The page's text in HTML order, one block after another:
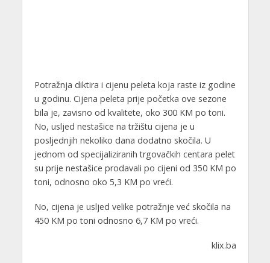
Potražnja diktira i cijenu peleta koja raste iz godine
u godinu. Cijena peleta prije početka ove sezone
bila je, zavisno od kvalitete, oko 300 KM po toni.
No, usljed nestašice na tržištu cijena je u
posljednjih nekoliko dana dodatno skočila. U
jednom od specijaliziranih trgovačkih centara pelet
su prije nestašice prodavali po cijeni od 350 KM po
toni, odnosno oko 5,3 KM po vreći.
No, cijena je usljed velike potražnje već skočila na
450 KM po toni odnosno 6,7 KM po vreći.
klix.ba